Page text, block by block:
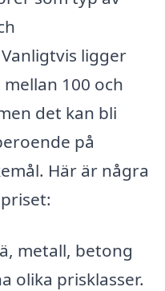
ligger
100 och
det kan bli
på
Här är några
metall, betong
olika prisklasser.